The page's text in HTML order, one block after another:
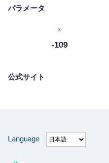
パラメータ
x
-109
公式サイト
Language